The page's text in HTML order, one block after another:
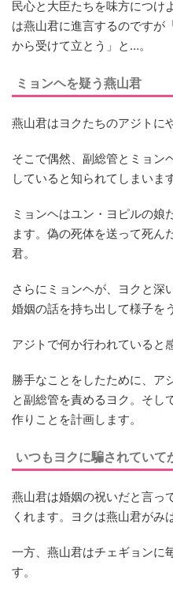
民心と大臣たちを味方につけ
は燕山君に進言するのですが
から受けて立とう」と…。
ミョンヘを疑う燕山君
燕山君はヨクたちのアジトに
そこで偶然、副総管とミョン
していると知られてしまいます
ミョンヘはユン・ヨピルの娘
ます。偽の死体を送って死ん
君。
さらにミョンヘが、ヨクと深
婚姻の話を持ち出して様子を
アジトで何か行われていると
勝手なことをしたために、ア
と副総管を責めるヨク。そし
作りことを計画します。
いつもヨクに騙されていて
燕山君は婚姻の祝いだと言っ
くれます。ヨクは燕山君がみ
一方、燕山君はチェギョンに
す。